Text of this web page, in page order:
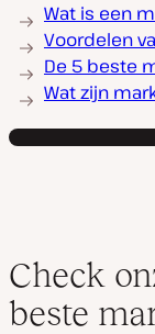
Wat is een
Voordelen
De 5 beste
Wat zijn
Check
beste